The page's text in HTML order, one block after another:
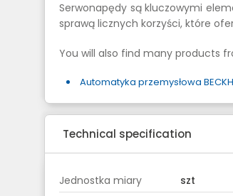
Serwonapędy są kluczowymi
sprawą licznych korzyści, które
You will also find many products
Automatyka przemysłowa
Technical specification
Jednostka miary szt